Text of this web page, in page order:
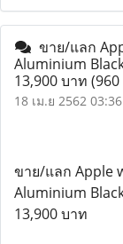
ขาย/แลก
Aluminium
13,900 บาท
18 เม.ย 2562 03:36
ขาย/แลก Apple
Aluminium
13,900 บาท